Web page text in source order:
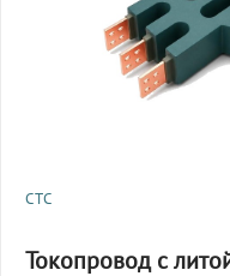
СТС
Токопровод с